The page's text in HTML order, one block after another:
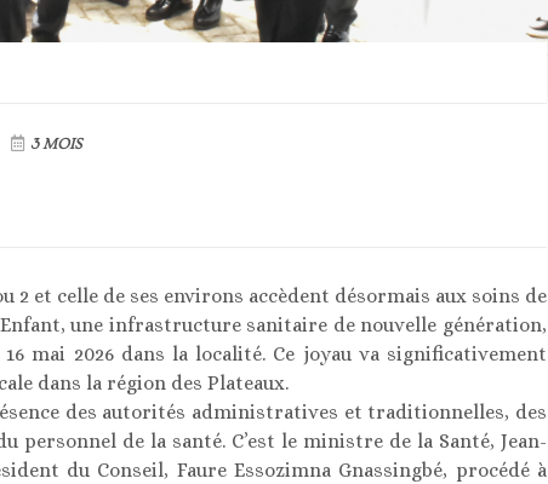
3 MOIS
2 et celle de ses environs accèdent désormais aux soins de
une infrastructure sanitaire de nouvelle génération,
mai 2026 dans la localité. Ce joyau va significativement
dans la région des Plateaux.
des autorités administratives et traditionnelles, des
personnel de la santé. C’est le ministre de la Santé, Jean-
du Conseil, Faure Essozimna Gnassingbé, procédé à